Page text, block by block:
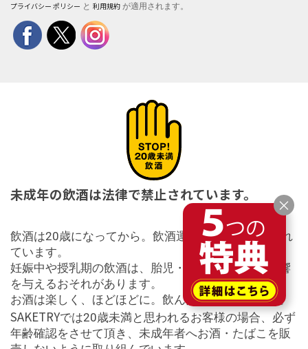
プライバシー ポリシー と 利用規約 が適用されます。
未成年の飲酒は法律で禁止されています。
飲酒は20歳になってから。飲酒運転は法律で禁止され
ています。
妊娠中や授乳期の飲酒は、胎児・乳児の発育に悪影響
を与えるおそれがあります。
お酒は楽しく、ほどほどに。飲んだ後はリサイクル。
SAKETRYでは20歳未満と思われるお客様の場合、必ず
年齢確認をさせて頂き、未成年者へお酒・たばこを販
×